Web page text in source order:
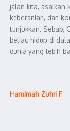
jalan kita, asalkan
keberanian, dan
tunjukkan. Sebab,
beliau hidup di
dunia yang lebih
Hamimah Zuhri F